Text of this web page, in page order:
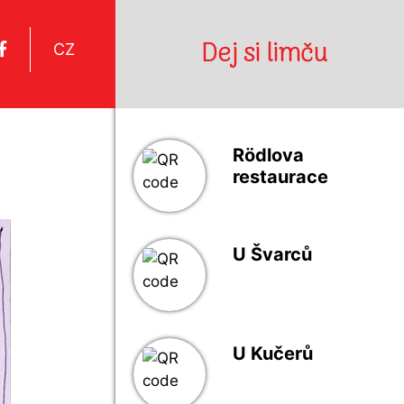
CZ Dej si limču
Rödlova
restaurace
U Švarců
U Kučerů